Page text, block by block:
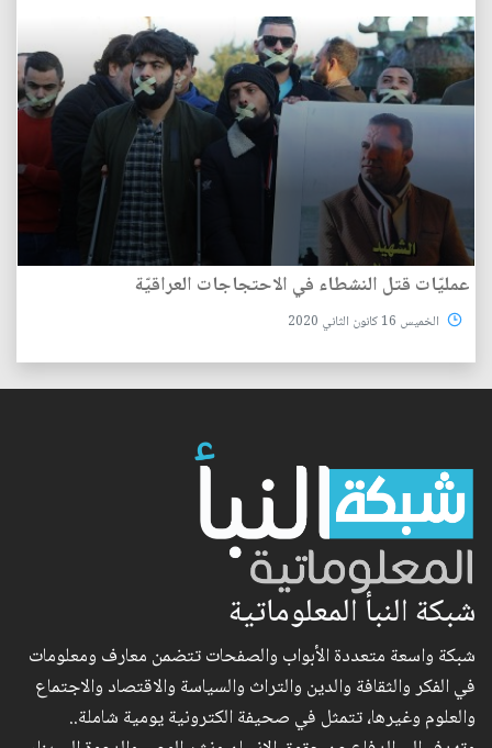
عمليّات قتل النشطاء في الاحتجاجات العراقيّة
الخميس 16 كانون الثاني 2020
شبكة النبأ المعلوماتية
شبكة واسعة متعددة الأبواب والصفحات تتضمن معارف ومعلومات
في الفكر والثقافة والدين والتراث والسياسة والاقتصاد والاجتماع
والعلوم وغيرها، تتمثل في صحيفة الكترونية يومية شاملة..